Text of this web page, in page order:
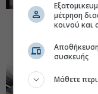
μέτρηση
κοινού και
συσκευής
Μάθετε